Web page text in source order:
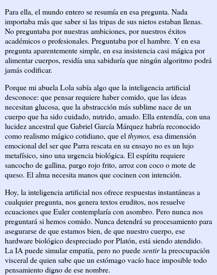
Para ella, el mundo entero se resumía en esa pregunta. Nada
importaba más que saber si las tripas de sus nietos estaban llenas.
No preguntaba por nuestras ambiciones, por nuestros éxitos
académicos o profesionales. Preguntaba por el hambre. Y en esa
pregunta aparentemente simple, en esa insistencia casi mágica por
alimentar cuerpos, residía una sabiduría que ningún algoritmo podrá
jamás codificar.
Porque mi abuela Lola sabía algo que la inteligencia artificial
desconoce: que pensar requiere haber comido, que las ideas
necesitan glucosa, que la abstracción más sublime nace de un
cuerpo que ha sido cuidado, nutrido, amado. Ella entendía, con una
lucidez ancestral que Gabriel García Márquez habría reconocido
como realismo mágico cotidiano, que el thymos, esa dimensión
emocional del ser que Parra rescata en su ensayo no es un lujo
metafísico, sino una urgencia biológica. El espíritu requiere
sancocho de gallina, pargo rojo frito, arroz con coco o mote de
queso. El alma necesita manos que cocinen con intención.
Hoy, la inteligencia artificial nos ofrece respuestas instantáneas a
cualquier pregunta, nos genera textos eruditos, nos resuelve
ecuaciones que Euler contemplaría con asombro. Pero nunca nos
preguntará si hemos comido. Nunca detendrá su procesamiento para
asegurarse de que estamos bien, de que nuestro cuerpo, ese
hardware biológico despreciado por Platón, está siendo atendido.
La IA puede simular empatía, pero no puedesentirla preocupación
visceral de quien sabe que un estómago vacío hace imposible todo
pensamiento digno de ese nombre.